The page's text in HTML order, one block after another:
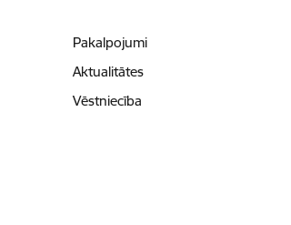
Pakalpojumi
Aktualitātes
Vēstniecība